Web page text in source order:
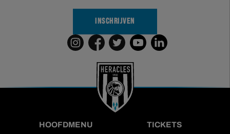
INSCHRIJVEN
HOOFDMENU TICKETS